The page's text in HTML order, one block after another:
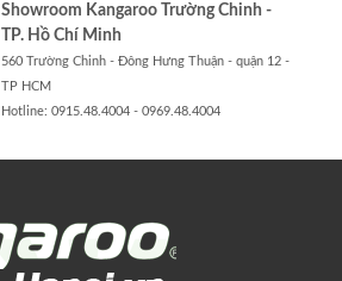
Showroom Kangaroo Trường Chinh -
TP. Hồ Chí Minh
560 Trường Chinh - Đông Hưng Thuận - quận 12 -
TP HCM
Hotline: 0915.48.4004 - 0969.48.4004